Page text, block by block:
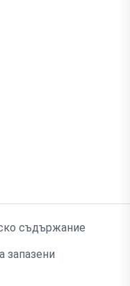
съдържание
запазени